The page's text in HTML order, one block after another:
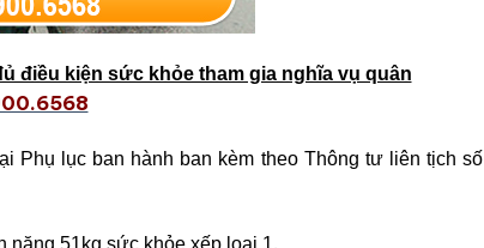
điều kiện sức khỏe tham gia nghĩa vụ quân
Phụ lục ban hành ban kèm theo Thông tư liên tịch số
nặng 51kg sức khỏe xếp loại 1.